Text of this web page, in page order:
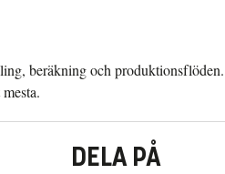
beräkning och
DELA PÅ